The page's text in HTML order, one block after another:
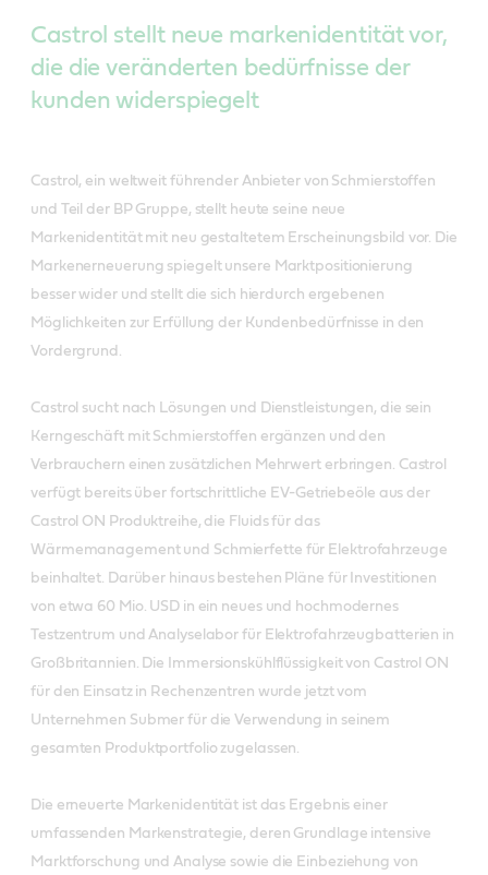
Castrol stellt neue markenidentität vor,
die die veränderten bedürfnisse der
kunden widerspiegelt
Castrol, ein weltweit führender Anbieter von Schmierstoffen
und Teil der BP Gruppe, stellt heute seine neue
Markenidentität mit neu gestaltetem Erscheinungsbild vor. Die
Markenerneuerung spiegelt unsere Marktpositionierung
besser wider und stellt die sich hierdurch ergebenen
Möglichkeiten zur Erfüllung der Kundenbedürfnisse in den
Vordergrund.
Castrol sucht nach Lösungen und Dienstleistungen, die sein
Kerngeschäft mit Schmierstoffen ergänzen und den
Verbrauchern einen zusätzlichen Mehrwert erbringen. Castrol
verfügt bereits über fortschrittliche EV-Getriebeöle aus der
Castrol ON Produktreihe, die Fluids für das
Wärmemanagement und Schmierfette für Elektrofahrzeuge
beinhaltet. Darüber hinaus bestehen Pläne für Investitionen
von etwa 60 Mio. USD in ein neues und hochmodernes
Testzentrum und Analyselabor für Elektrofahrzeugbatterien in
Großbritannien. Die Immersionskühlflüssigkeit von Castrol ON
für den Einsatz in Rechenzentren wurde jetzt vom
Unternehmen Submer für die Verwendung in seinem
gesamten Produktportfolio zugelassen.
Die erneuerte Markenidentität ist das Ergebnis einer
umfassenden Markenstrategie, deren Grundlage intensive
Marktforschung und Analyse sowie die Einbeziehung von